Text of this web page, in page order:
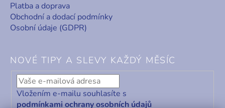
Platba a doprava
Obchodní a dodací podmínky
Osobní údaje (GDPR)
NOVÉ TIPY A SLEVY KAŽDÝ MĚSÍC
Vložením e-mailu souhlasíte s
podmínkami ochrany osobních údajů